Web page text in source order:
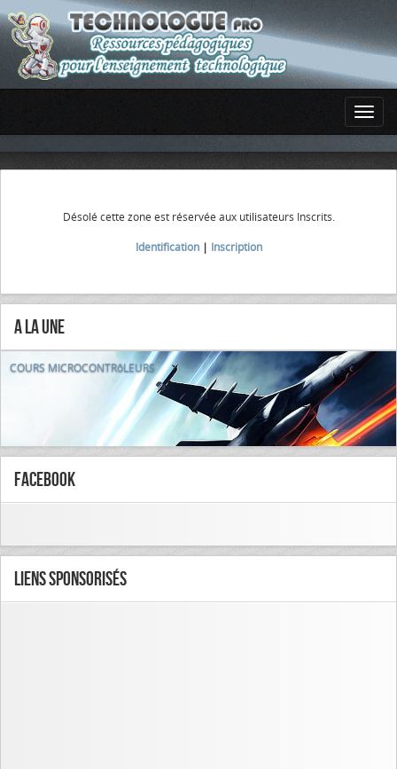
Désolé cette zone est réservée aux utilisateurs Inscrits.
Identification| Inscription
A la Une
COURS MICROCONTRôLEURS
FaceBook
Liens Sponsorisés